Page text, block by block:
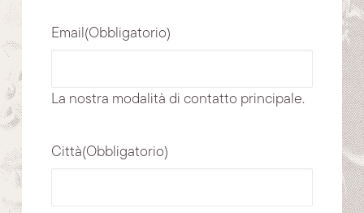
Email(Obbligatorio)
La nostra modalità di contatto principale.
Città(Obbligatorio)